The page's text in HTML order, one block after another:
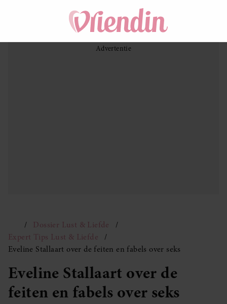
Dossier Lust & Liefde
Expert Tips Lust & Liefde
Eveline Stallaart over de feiten en fabels over seks
Eveline Stallaart over de
feiten en fabels over seks